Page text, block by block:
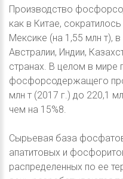
Производство
как в Китае,
Мексике (на 1,55 млн т),
Австралии, Индии,
странах. В целом в мире
фосфорсодержащего
млн т (2017 г.) до 220,1
чем на 15%8.
Сырьевая база
апатитовых и
распределенных по ее